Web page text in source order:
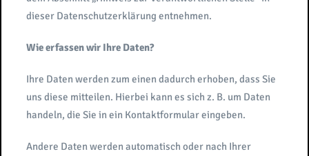
dieser Datenschutzerklärung entnehmen.
Wie erfassen wir Ihre Daten?
Ihre Daten werden zum einen dadurch erhoben, dass Sie
uns diese mitteilen. Hierbei kann es sich z. B. um Daten
handeln, die Sie in ein Kontaktformular eingeben.
Andere Daten werden automatisch oder nach Ihrer